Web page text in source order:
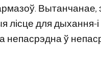
лісце для
ў